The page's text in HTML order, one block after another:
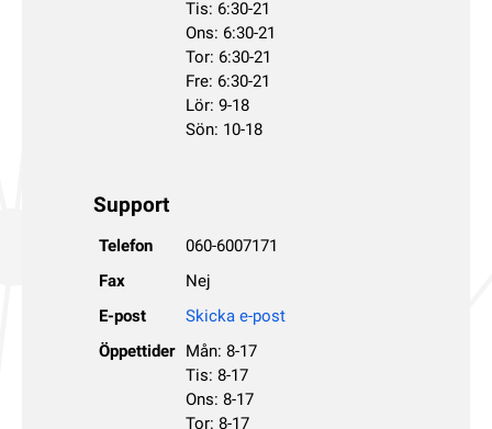
Tis: 6:30-21
Ons: 6:30-21
Tor: 6:30-21
Fre: 6:30-21
Lör: 9-18
Sön: 10-18
Support
Telefon 060-6007171
Fax Nej
E-post Skicka e-post
Öppettider
Mån: 8-17
Tis: 8-17
Ons: 8-17
Tor: 8-17